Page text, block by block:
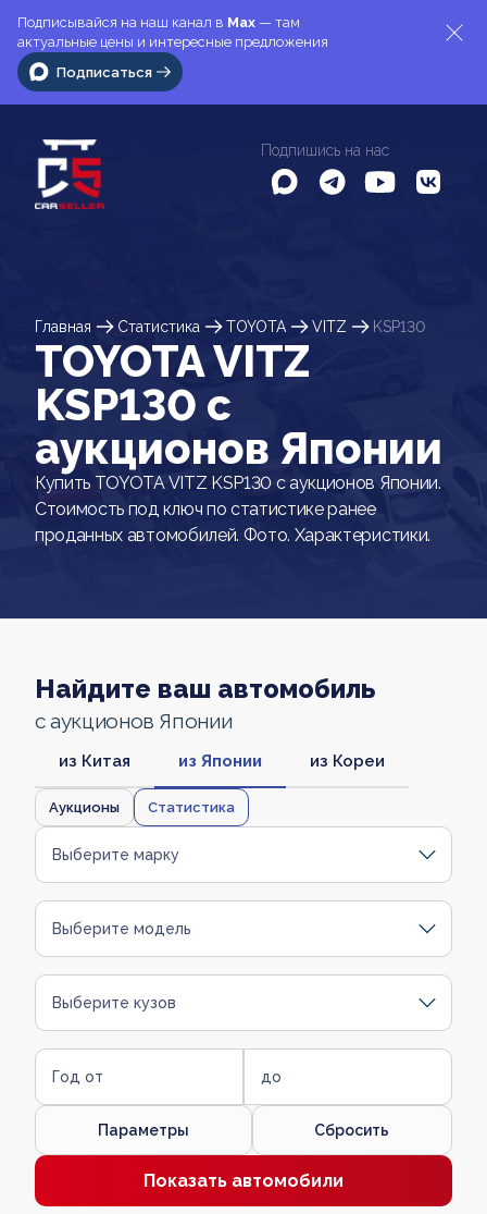
Подписывайся на наш канал в Max — там
актуальные цены и интересные предложения
Подписаться
Подпишись на нас
Главная Статистика TOYOTA VITZ KSP130
TOYOTA VITZ
KSP130 c
аукционов Японии
Купить TOYOTA VITZ KSP130 с аукционов Японии.
Стоимость под ключ по статистике ранее
проданных автомобилей. Фото. Характеристики.
Найдите ваш автомобиль
с аукционов Японии
из Китая из Японии из Кореи
Аукционы Статистика
Выберите марку
Выберите модель
Выберите кузов
Год от до
Параметры Сбросить
Показать автомобили